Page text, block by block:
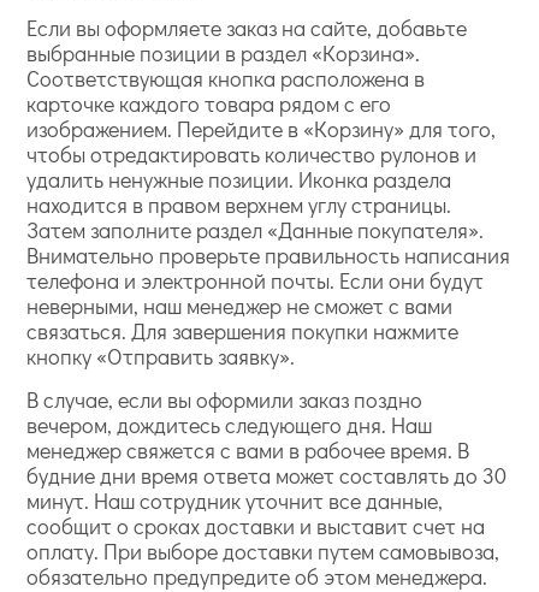
Если вы оформляете заказ на сайте, добавьте
выбранные позиции в раздел «Корзина».
Соответствующая кнопка расположена в
карточке каждого товара рядом с его
изображением. Перейдите в «Корзину» для того,
чтобы отредактировать количество рулонов и
удалить ненужные позиции. Иконка раздела
находится в правом верхнем углу страницы.
Затем заполните раздел «Данные покупателя».
Внимательно проверьте правильность написания
телефона и электронной почты. Если они будут
неверными, наш менеджер не сможет с вами
связаться. Для завершения покупки нажмите
кнопку «Отправить заявку».
В случае, если вы оформили заказ поздно
вечером, дождитесь следующего дня. Наш
менеджер свяжется с вами в рабочее время. В
будние дни время ответа может составлять до 30
минут. Наш сотрудник уточнит все данные,
сообщит о сроках доставки и выставит счет на
оплату. При выборе доставки путем самовывоза,
обязательно предупредите об этом менеджера.